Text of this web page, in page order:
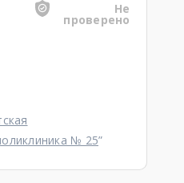
Не
проверено
№ 25”